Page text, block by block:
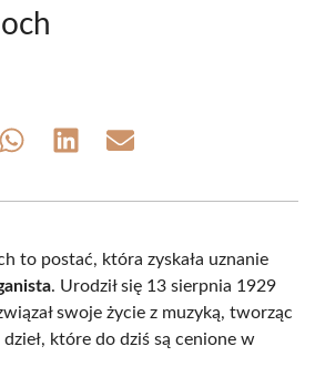
Share Share Share
to postać, która zyskała uznanie
. Urodził się 13 sierpnia 1929
swoje życie z muzyką, tworząc
które do dziś są cenione w